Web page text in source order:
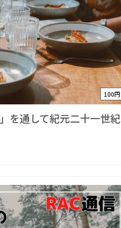
100円
を通して紀元二十一世紀